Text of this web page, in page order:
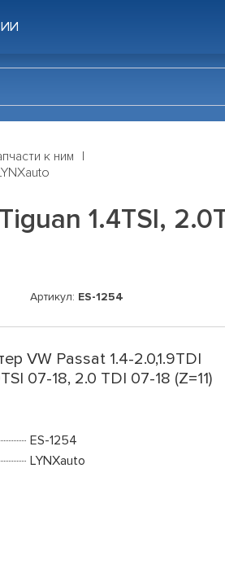
к ним
1.4TSI,
Артикул: ES-1254
VW Passat 1.4-2.0,1.9TDI
07-18, 2.0 TDI 07-18 (Z=11)
ES-1254
LYNXauto